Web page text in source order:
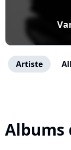
Artiste
Albums